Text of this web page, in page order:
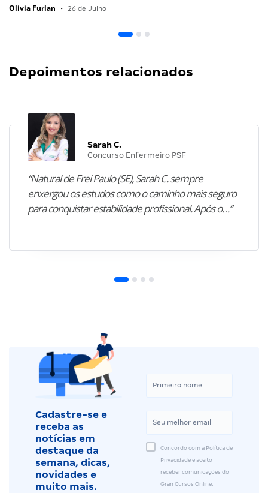
Olivia Furlan • 26 de Julho
Depoimentos relacionados
Sarah C.
Concurso Enfermeiro PSF
“Natural de Frei Paulo (SE), Sarah C. sempre
enxergou os estudos como o caminho mais seguro
para conquistar estabilidade profissional. Após o…”
Cadastre-se e
receba as
notícias em
destaque da
semana, dicas,
novidades e
muito mais.
Concordo com a Política de
Privacidade e aceito
receber comunicações do
Gran Cursos Online.